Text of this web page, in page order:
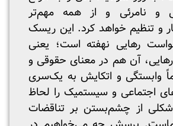
و نامرئی و از همه مهم‌تر
و تنظیم خواهد کرد. این ریسک
رهایی نهفته است؛ یعنی
آن ‌هم در معنای حقوقی و
وابستگی و اتکایش به یک‌سری
اجتماعی و سیستمیک را لحاظ
از چشم‌بستن بر تناقضات